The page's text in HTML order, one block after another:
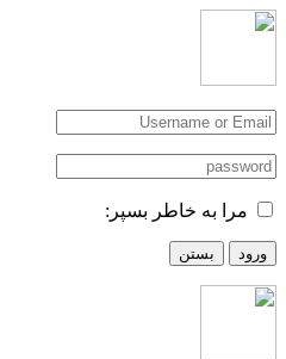
مرا به خاطر بسپر:
ورود بستن